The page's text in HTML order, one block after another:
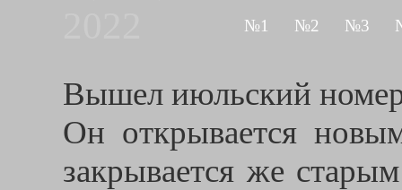
№1 №2 №3
Вышел июльский
Он открывается
закрывается же